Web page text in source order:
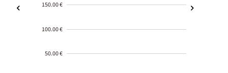
150.00 €
100.00 €
50.00 €